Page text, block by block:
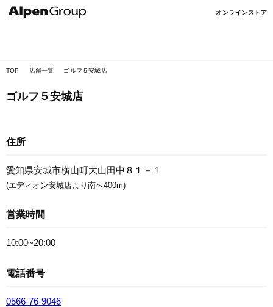
オンラインストア
TOP 店舗一覧 ゴルフ５安城店
ゴルフ５安城店
住所
愛知県安城市横山町大山田中８１－１
(エディオン安城店より南へ400m)
営業時間
10:00~20:00
電話番号
0566-76-9046